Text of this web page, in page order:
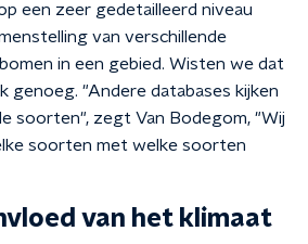
een zeer gedetailleerd niveau
van verschillende
in een gebied. Wisten we dat
genoeg. "Andere databases kijken
soorten", zegt Van Bodegom, "Wij
soorten met welke soorten
van het klimaat